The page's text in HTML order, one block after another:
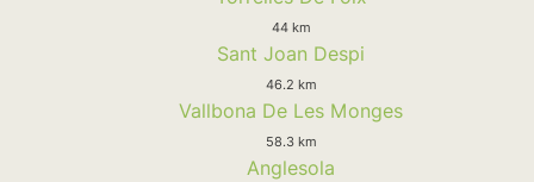
44 km
Sant Joan Despi
46.2 km
Vallbona De Les Monges
58.3 km
Anglesola